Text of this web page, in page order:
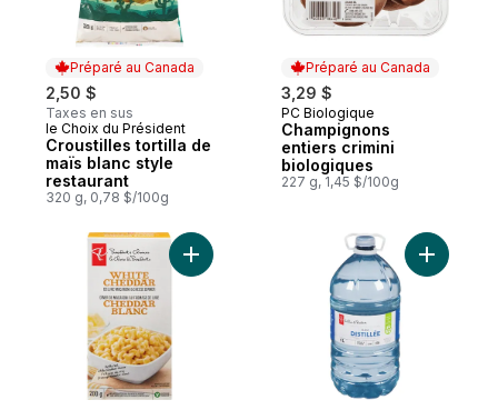
Préparé au Canada
2,50 $
Taxes en sus
Préparé au Canada
le Choix du Président
Croustilles tortilla de
maïs blanc style
restaurant
320 g, 0,78 $/100g
Préparé au Canada
3,29 $
Préparé au Canada
PC Biologique
Champignons
entiers crimini
biologiques
227 g, 1,45 $/100g
Ajouter Dîner de macaroni au fromage
Ajouter